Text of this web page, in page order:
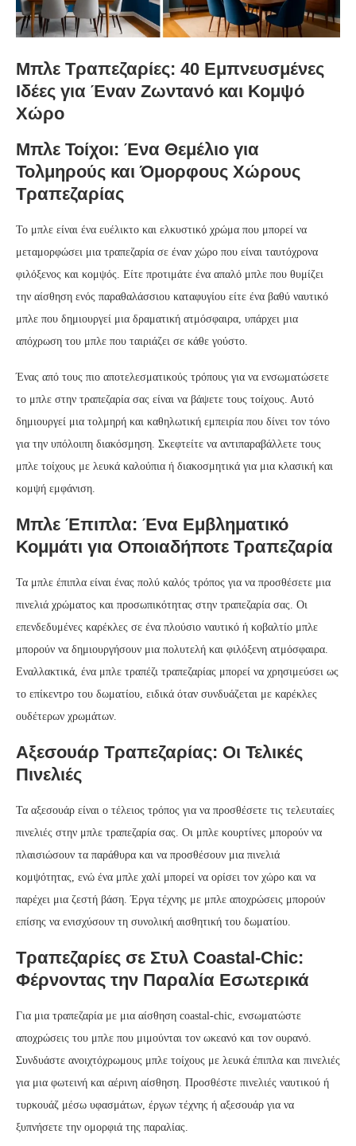
Μπλε Τραπεζαρίες: 40 Εμπνευσμένες
Ιδέες για Έναν Ζωντανό και Κομψό
Χώρο
Μπλε Τοίχοι: Ένα Θεμέλιο για
Τολμηρούς και Όμορφους Χώρους
Τραπεζαρίας
Το μπλε είναι ένα ευέλικτο και ελκυστικό χρώμα που μπορεί να
μεταμορφώσει μια τραπεζαρία σε έναν χώρο που είναι ταυτόχρονα
φιλόξενος και κομψός. Είτε προτιμάτε ένα απαλό μπλε που θυμίζει
την αίσθηση ενός παραθαλάσσιου καταφυγίου είτε ένα βαθύ ναυτικό
μπλε που δημιουργεί μια δραματική ατμόσφαιρα, υπάρχει μια
απόχρωση του μπλε που ταιριάζει σε κάθε γούστο.
Ένας από τους πιο αποτελεσματικούς τρόπους για να ενσωματώσετε
το μπλε στην τραπεζαρία σας είναι να βάψετε τους τοίχους. Αυτό
δημιουργεί μια τολμηρή και καθηλωτική εμπειρία που δίνει τον τόνο
για την υπόλοιπη διακόσμηση. Σκεφτείτε να αντιπαραβάλλετε τους
μπλε τοίχους με λευκά καλούπια ή διακοσμητικά για μια κλασική και
κομψή εμφάνιση.
Μπλε Έπιπλα: Ένα Εμβληματικό
Κομμάτι για Οποιαδήποτε Τραπεζαρία
Τα μπλε έπιπλα είναι ένας πολύ καλός τρόπος για να προσθέσετε μια
πινελιά χρώματος και προσωπικότητας στην τραπεζαρία σας. Οι
επενδεδυμένες καρέκλες σε ένα πλούσιο ναυτικό ή κοβαλτίο μπλε
μπορούν να δημιουργήσουν μια πολυτελή και φιλόξενη ατμόσφαιρα.
Εναλλακτικά, ένα μπλε τραπέζι τραπεζαρίας μπορεί να χρησιμεύσει ως
το επίκεντρο του δωματίου, ειδικά όταν συνδυάζεται με καρέκλες
ουδέτερων χρωμάτων.
Αξεσουάρ Τραπεζαρίας: Οι Τελικές
Πινελιές
Τα αξεσουάρ είναι ο τέλειος τρόπος για να προσθέσετε τις τελευταίες
πινελιές στην μπλε τραπεζαρία σας. Οι μπλε κουρτίνες μπορούν να
πλαισιώσουν τα παράθυρα και να προσθέσουν μια πινελιά
κομψότητας, ενώ ένα μπλε χαλί μπορεί να ορίσει τον χώρο και να
παρέχει μια ζεστή βάση. Έργα τέχνης με μπλε αποχρώσεις μπορούν
επίσης να ενισχύσουν τη συνολική αισθητική του δωματίου.
Τραπεζαρίες σε Στυλ Coastal-Chic:
Φέρνοντας την Παραλία Εσωτερικά
Για μια τραπεζαρία με μια αίσθηση coastal-chic, ενσωματώστε
αποχρώσεις του μπλε που μιμούνται τον ωκεανό και τον ουρανό.
Συνδυάστε ανοιχτόχρωμους μπλε τοίχους με λευκά έπιπλα και πινελιές
για μια φωτεινή και αέρινη αίσθηση. Προσθέστε πινελιές ναυτικού ή
τυρκουάζ μέσω υφασμάτων, έργων τέχνης ή αξεσουάρ για να
ξυπνήσετε την ομορφιά της παραλίας.